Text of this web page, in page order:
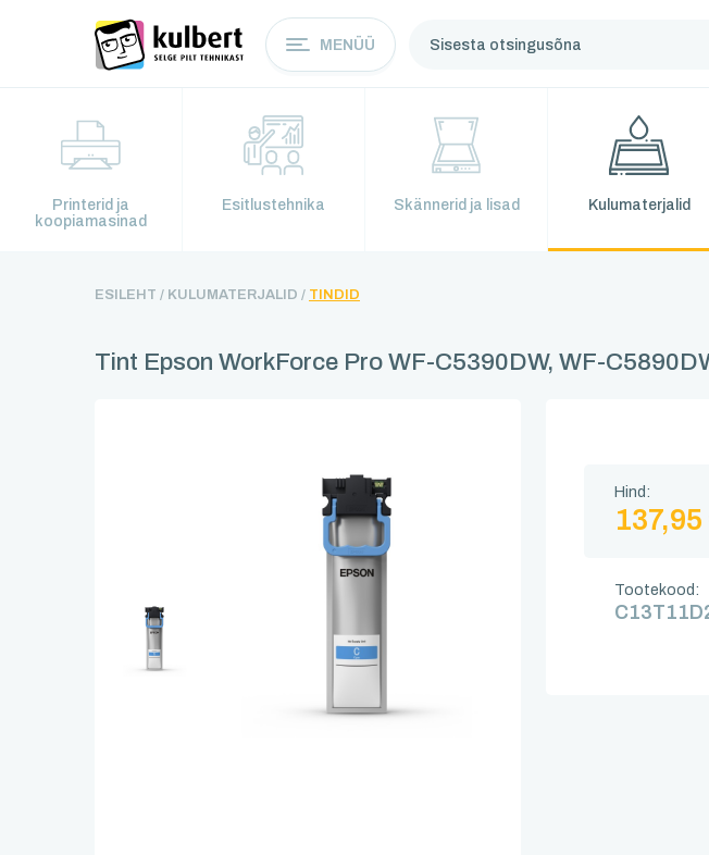
MENÜÜ
Printerid ja
koopiamasinad
Esitlustehnika Skännerid ja lisad Kulumaterjalid
ESILEHT / KULUMATERJALID / TINDID
Tint Epson WorkForce Pro WF-C5390DW, WF-
Hind:
137,95
Tootekood: